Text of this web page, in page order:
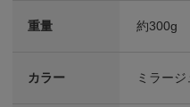
重量 約300g
カラー ミラージ